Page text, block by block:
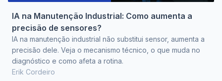
IA na Manutenção Industrial: Como aumenta a
precisão de sensores?
IA na manutenção industrial não substitui sensor, aumenta a
precisão dele. Veja o mecanismo técnico, o que muda no
diagnóstico e como afeta a rotina.
Erik Cordeiro